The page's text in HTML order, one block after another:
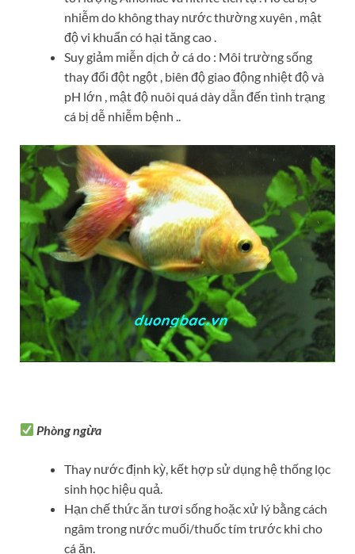
nhiễm do không thay nước thường xuyên , mật
độ vi khuẩn có hại tăng cao .
Suy giảm miễn dịch ở cá do : Môi trường sống
thay đổi đột ngột , biên độ giao động nhiệt độ và
pH lớn , mật độ nuôi quá dày dẫn đến tình trạng
cá bị dễ nhiễm bệnh ..
Phòng ngừa
Thay nước định kỳ, kết hợp sử dụng hệ thống lọc
sinh học hiệu quả.
Hạn chế thức ăn tươi sống hoặc xử lý bằng cách
ngâm trong nước muối/thuốc tím trước khi cho
cá ăn.